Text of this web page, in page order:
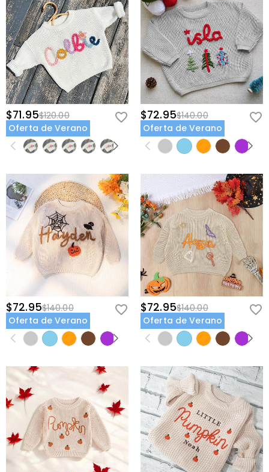
$71.95$120.00
Oferta de Verano
$72.95$140.00
Oferta de Verano
$72.95$140.00
Oferta de Verano
$72.95$140.00
Oferta de Verano